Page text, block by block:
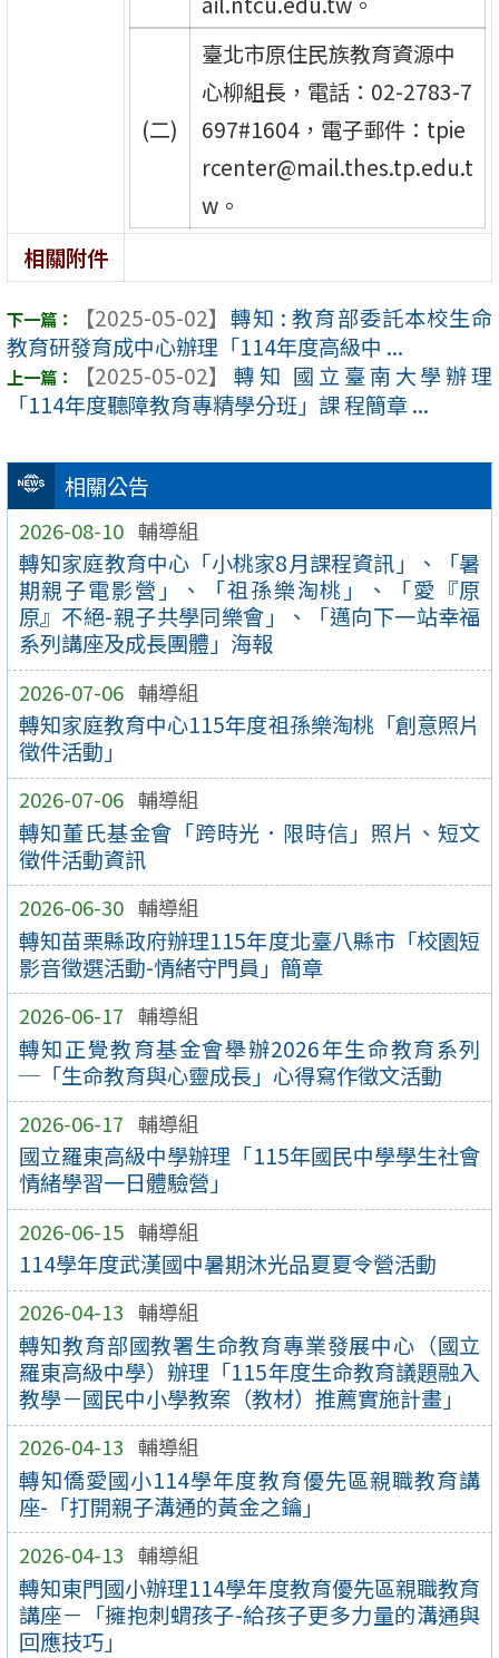
相關公告
2026-08-10 輔導組
轉知家庭教育中心「小桃家8月課程資訊」、「暑
期親子電影營」、「祖孫樂淘桃」、「愛『原
原』不絕-親子共學同樂會」、「邁向下一站幸福
系列講座及成長團體」海報
2026-07-06 輔導組
轉知家庭教育中心115年度祖孫樂淘桃「創意照片
徵件活動」
2026-07-06 輔導組
轉知董氏基金會「跨時光．限時信」照片、短文
徵件活動資訊
2026-06-30 輔導組
轉知苗栗縣政府辦理115年度北臺八縣市「校園短
影音徵選活動-情緒守門員」簡章
2026-06-17 輔導組
轉知正覺教育基金會舉辦2026年生命教育系列
─「生命教育與心靈成長」心得寫作徵文活動
2026-06-17 輔導組
國立羅東高級中學辦理「115年國民中學學生社會
情緒學習一日體驗營」
2026-06-15 輔導組
114學年度武漢國中暑期沐光品夏夏令營活動
2026-04-13 輔導組
轉知教育部國教署生命教育專業發展中心（國立
羅東高級中學）辦理「115年度生命教育議題融入
教學－國民中小學教案（教材）推薦實施計畫」
2026-04-13 輔導組
轉知僑愛國小114學年度教育優先區親職教育講
座-「打開親子溝通的黃金之鑰」
2026-04-13 輔導組
轉知東門國小辦理114學年度教育優先區親職教育
講座－「擁抱刺蝟孩子-給孩子更多力量的溝通與
回應技巧」
(二)
臺北市原住民族教育資源中
心柳組長，電話：02-2783-7
697#1604，電子郵件：tpie
rcenter@mail.thes.tp.edu.t
w。
相關附件
【2025-05-02】 轉知 : 教育部委託本校生命
教育研發育成中心辦理「114年度高級中 ...
【2025-05-02】
轉知 國立臺南大學辦理
「114年度聽障教育專精學分班」課 程簡章 ...